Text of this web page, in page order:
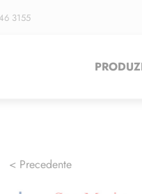
3155
< Precedente